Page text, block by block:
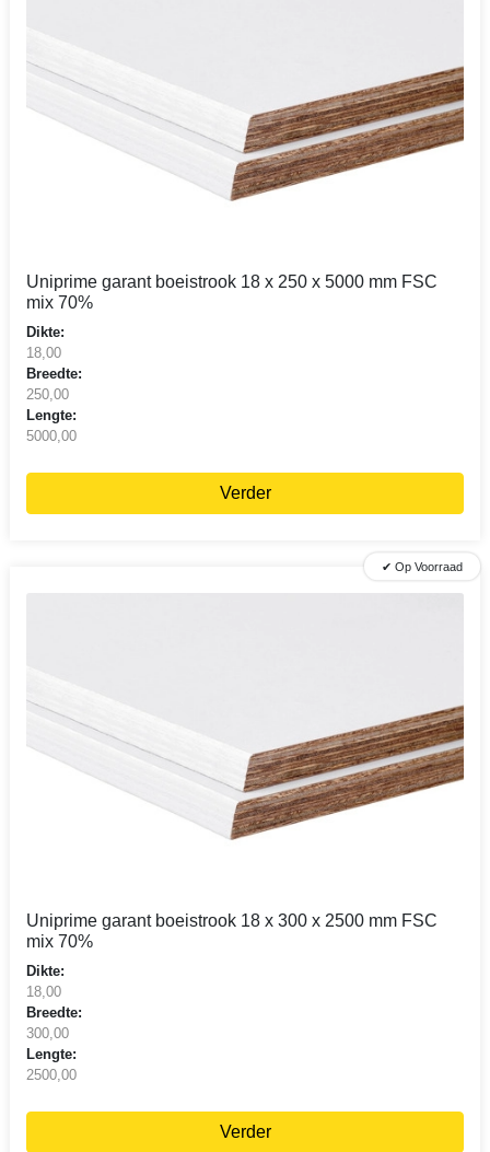
Uniprime garant boeistrook 18 x 250 x 5000 mm FSC
mix 70%
Dikte:
18,00
Breedte:
250,00
Lengte:
5000,00
Verder
✔ Op Voorraad
Uniprime garant boeistrook 18 x 300 x 2500 mm FSC
mix 70%
Dikte:
18,00
Breedte:
300,00
Lengte:
2500,00
Verder